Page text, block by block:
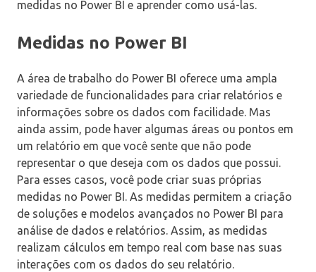
medidas no Power BI e aprender como usá-las.
Medidas no Power BI
A área de trabalho do Power BI oferece uma ampla
variedade de funcionalidades para criar relatórios e
informações sobre os dados com facilidade. Mas
ainda assim, pode haver algumas áreas ou pontos em
um relatório em que você sente que não pode
representar o que deseja com os dados que possui.
Para esses casos, você pode criar suas próprias
medidas no Power BI. As medidas permitem a criação
de soluções e modelos avançados no Power BI para
análise de dados e relatórios. Assim, as medidas
realizam cálculos em tempo real com base nas suas
interações com os dados do seu relatório.